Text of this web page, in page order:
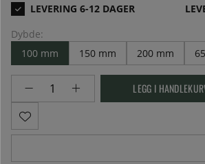
Dybde:
100 mm
150 mm 200 mm
LEGG I